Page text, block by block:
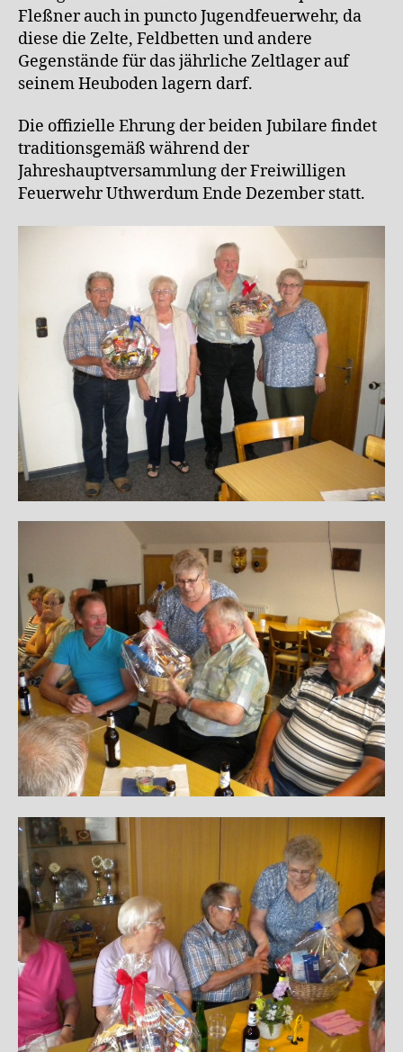
Fleßner auch in puncto Jugendfeuerwehr, da
diese die Zelte, Feldbetten und andere
Gegenstände für das jährliche Zeltlager auf
seinem Heuboden lagern darf.
Die offizielle Ehrung der beiden Jubilare findet
traditionsgemäß während der
Jahreshauptversammlung der Freiwilligen
Feuerwehr Uthwerdum Ende Dezember statt.